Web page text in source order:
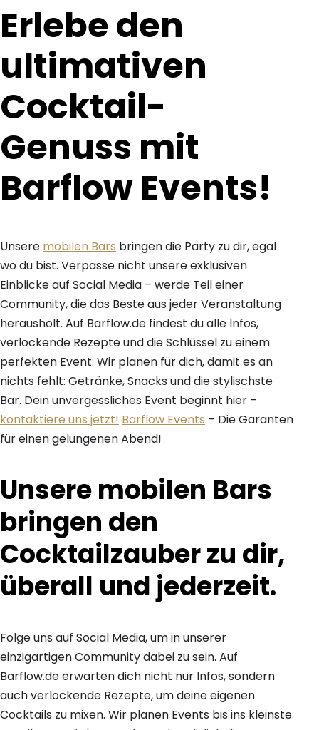
Erlebe den
ultimativen
Cocktail-
Genuss mit
Barflow Events!
Unsere mobilen Bars bringen die Party zu dir, egal
wo du bist. Verpasse nicht unsere exklusiven
Einblicke auf Social Media – werde Teil einer
Community, die das Beste aus jeder Veranstaltung
herausholt. Auf Barflow.de findest du alle Infos,
verlockende Rezepte und die Schlüssel zu einem
perfekten Event. Wir planen für dich, damit es an
nichts fehlt: Getränke, Snacks und die stylischste
Bar. Dein unvergessliches Event beginnt hier –
kontaktiere uns jetzt! Barflow Events – Die Garanten
für einen gelungenen Abend!
Unsere mobilen Bars
bringen den
Cocktailzauber zu dir,
überall und jederzeit.
Folge uns auf Social Media, um in unserer
einzigartigen Community dabei zu sein. Auf
Barflow.de erwarten dich nicht nur Infos, sondern
auch verlockende Rezepte, um deine eigenen
Cocktails zu mixen. Wir planen Events bis ins kleinste